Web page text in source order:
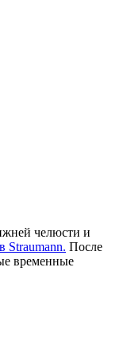
челюсти и
Straumann. После
временные